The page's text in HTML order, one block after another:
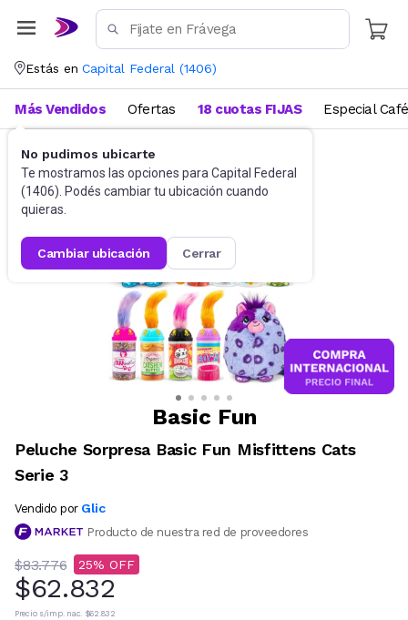
Estás en Capital Federal (1406)
No pudimos ubicarte
Te mostramos las opciones para Capital Federal
(1406). Podés cambiar tu ubicación cuando
quieras.
cambiar ubicación cerrar
Más Vendidos Ofertas 18 cuotas FIJAS Especial Café
Juguetes y Juegos
Basic Fun
Peluche Sorpresa Basic Fun Misfittens Cats
Serie 3
Vendido por Glic
Producto de nuestra red de proveedores
$83.776 25
$62.832
Precio s/imp. nac. $62.832